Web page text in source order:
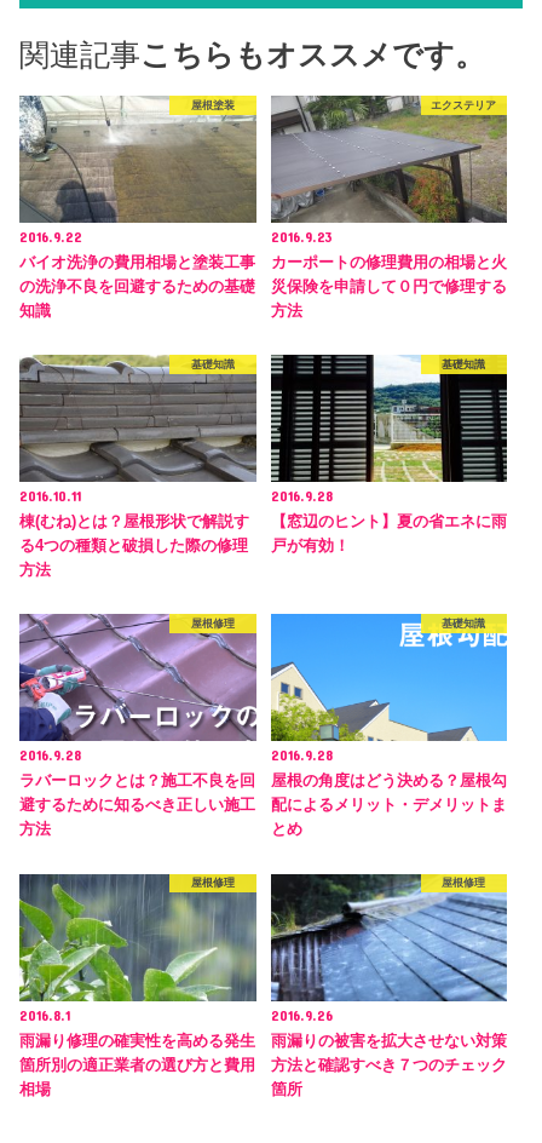
関連記事こちらもオススメです。
屋根塗装
2016.9.22
バイオ洗浄の費用相場と塗装工事
の洗浄不良を回避するための基礎
知識
エクステリア
2016.9.23
カーポートの修理費用の相場と火
災保険を申請して０円で修理する
方法
基礎知識
2016.10.11
棟(むね)とは？屋根形状で解説す
る4つの種類と破損した際の修理
方法
基礎知識
2016.9.28
【窓辺のヒント】夏の省エネに雨
戸が有効！
屋根修理
2016.9.28
ラバーロックとは？施工不良を回
避するために知るべき正しい施工
方法
基礎知識
2016.9.28
屋根の角度はどう決める？屋根勾
配によるメリット・デメリットま
とめ
屋根修理
2016.8.1
雨漏り修理の確実性を高める発生
箇所別の適正業者の選び方と費用
相場
屋根修理
2016.9.26
雨漏りの被害を拡大させない対策
方法と確認すべき７つのチェック
箇所